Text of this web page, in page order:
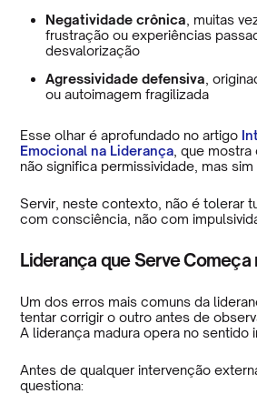
Negatividade crônica , muitas
frustração ou experiências
desvalorização
Agressividade defensiva ,
ou autoimagem fragilizada
Esse olhar é aprofundado no artigo
Emocional na Liderança , que
não significa permissividade, mas sim
Servir, neste contexto, não é tolerar
com consciência, não com
Liderança que Serve
Um dos erros mais comuns da
tentar corrigir o outro antes de
A liderança madura opera no sentido
Antes de qualquer intervenção
questiona: